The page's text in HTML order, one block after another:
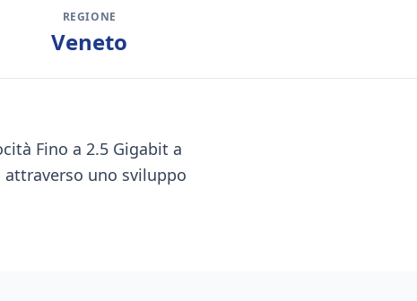
REGIONE
Veneto
Fino a 2.5 Gigabit a
uno sviluppo